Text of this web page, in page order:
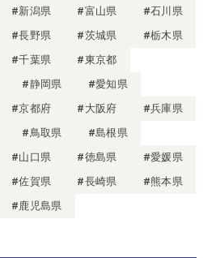
#新潟県 #富山県
#石川県
#長野県 #茨城県
#栃木県
#千葉県
#東京都
#静岡県
#愛知県
#京都府 #大阪府
#兵庫県
#鳥取県
#島根県
#山口県 #徳島県
#愛媛県
#佐賀県 #長崎県
#熊本県
#鹿児島県